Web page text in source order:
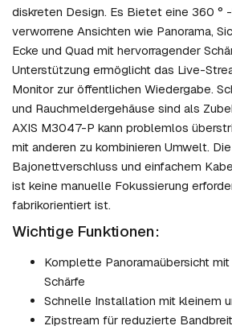
diskreten Design. Es Bietet eine 360 ​​°
verworrene Ansichten wie Panorama,
Ecke und Quad mit hervorragender
Unterstützung ermöglicht das Live-
Monitor zur öffentlichen Wiedergabe.
und Rauchmeldergehäuse sind als
AXIS M3047-P kann problemlos
mit anderen zu kombinieren Umwelt.
Bajonettverschluss und einfachem
ist keine manuelle Fokussierung
fabrikorientiert ist.
Wichtige Funktionen:
Komplette Panoramaübersicht
Schärfe
Schnelle Installation mit kleinem
Zipstream für reduzierte